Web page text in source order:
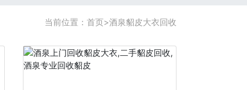
当前位置： 首页>酒泉貂皮大衣回收